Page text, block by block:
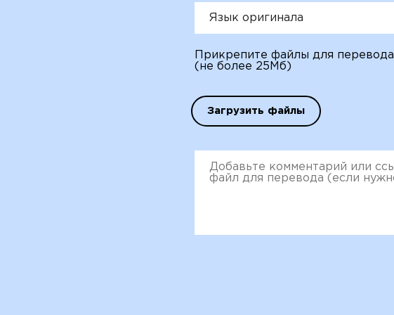
Язык оригинала
Прикрепите файлы для перевода
(не более 25Мб)
Загрузить файлы